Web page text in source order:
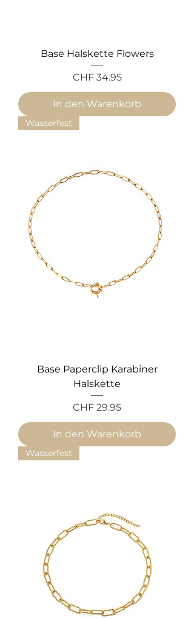
Base Halskette Flowers
Preis
CHF 34.95
In den Warenkorb
Wasserfest
Base Paperclip Karabiner
Halskette
Preis
CHF 29.95
In den Warenkorb
Wasserfest